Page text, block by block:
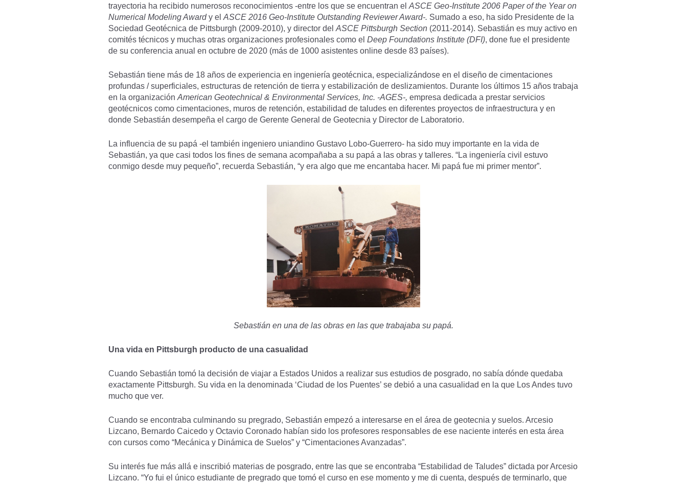
trayectoria ha recibido numerosos reconocimientos -entre los que se encuentran el ASCE Geo-Institute 2006 Paper of the Year on
Numerical Modeling Awardy el ASCE 2016 Geo-Institute Outstanding Reviewer Award-. Sumado a eso, ha sido Presidente de la
Sociedad Geotécnica de Pittsburgh (2009-2010), y director del ASCE Pittsburgh Section (2011-2014). Sebastián es muy activo en
comités técnicos y muchas otras organizaciones profesionales como el Deep Foundations Institute (DFI), done fue el presidente
de su conferencia anual en octubre de 2020 (más de 1000 asistentes online desde 83 países).
Sebastián tiene más de 18 años de experiencia en ingeniería geotécnica, especializándose en el diseño de cimentaciones
profundas / superficiales, estructuras de retención de tierra y estabilización de deslizamientos. Durante los últimos 15 años trabaja
en la organización American Geotechnical & Environmental Services, Inc. -AGES-, empresa dedicada a prestar servicios
geotécnicos como cimentaciones, muros de retención, estabilidad de taludes en diferentes proyectos de infraestructura y en
donde Sebastián desempeña el cargo de Gerente General de Geotecnia y Director de Laboratorio.
La influencia de su papá -el también ingeniero uniandino Gustavo Lobo-Guerrero- ha sido muy importante en la vida de
Sebastián, ya que casi todos los fines de semana acompañaba a su papá a las obras y talleres. “La ingeniería civil estuvo
conmigo desde muy pequeño”, recuerda Sebastián, “y era algo que me encantaba hacer. Mi papá fue mi primer mentor”.
Sebastián en una de las obras en las que trabajaba su papá.
Una vida en Pittsburgh producto de una casualidad
Cuando Sebastián tomó la decisión de viajar a Estados Unidos a realizar sus estudios de posgrado, no sabía dónde quedaba
exactamente Pittsburgh. Su vida en la denominada ‘Ciudad de los Puentes’ se debió a una casualidad en la que Los Andes tuvo
mucho que ver.
Cuando se encontraba culminando su pregrado, Sebastián empezó a interesarse en el área de geotecnia y suelos. Arcesio
Lizcano, Bernardo Caicedo y Octavio Coronado habían sido los profesores responsables de ese naciente interés en esta área
con cursos como “Mecánica y Dinámica de Suelos” y “Cimentaciones Avanzadas”.
Su interés fue más allá e inscribió materias de posgrado, entre las que se encontraba “Estabilidad de Taludes” dictada por Arcesio
Lizcano. “Yo fui el único estudiante de pregrado que tomó el curso en ese momento y me di cuenta, después de terminarlo, que